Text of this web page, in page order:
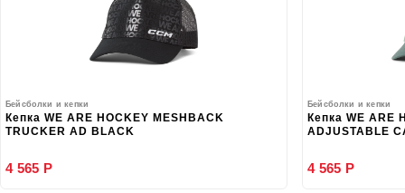
Бейсболки и кепки
Кепка WE ARE HOCKEY MESHBACK
TRUCKER AD BLACK
4 565 Р
Бейсболки и кепки
Кепка WE ARE
ADJUSTABLE
4 565 Р